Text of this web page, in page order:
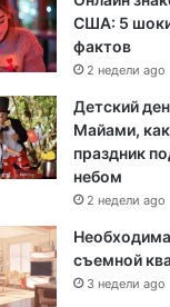
США: 5
фактов
2 недели ago
Детский
Майами,
праздник
небом
2 недели ago
съемной
3 недели ago